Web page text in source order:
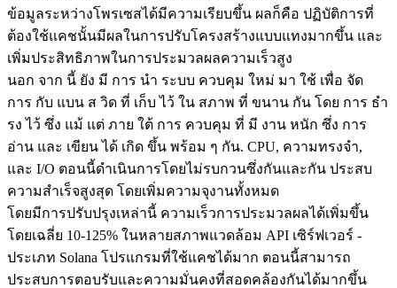
ข้อมูลระหว่างโพรเซสได้มีความเรียบขึ้น ผลก็คือ ปฏิบัติการที่
ต้องใช้แคชนั้นมีผลในการปรับโครงสร้างแบบแทงมากขึ้น และ
เพิ่มประสิทธิภาพในการประมวลผลความเร็วสูง
นอก จาก นี้ ยัง มี การ นํา ระบบ ควบคุม ใหม่ มา ใช้ เพื่อ จัด
การ กับ แบน ส วิด ที่ เก็บ ไว้ ใน สภาพ ที่ ขนาน กัน โดย การ ธํา
รง ไว้ ซึ่ง แม้ แต่ ภาย ใต้ การ ควบคุม ที่ มี งาน หนัก ซึ่ง การ
อ่าน และ เขียน ได้ เกิด ขึ้น พร้อม ๆ กัน. CPU, ความทรงจํา,
และ I/O ตอนนี้ดําเนินการโดยไม่รบกวนซึ่งกันและกัน ประสบ
ความสําเร็จสูงสุด โดยเพิ่มความจุงานทั้งหมด
โดยมีการปรับปรุงเหล่านี้ ความเร็วการประมวลผลได้เพิ่มขึ้น
โดยเฉลี่ย 10-125% ในหลายสภาพแวดล้อม API เซิร์ฟเวอร์ -
ประเภท Solana โปรแกรมที่ใช้แคชได้มาก ตอนนี้สามารถ
ประสบการตอบรับและความมั่นคงที่สอดคล้องกันได้มากขึ้น